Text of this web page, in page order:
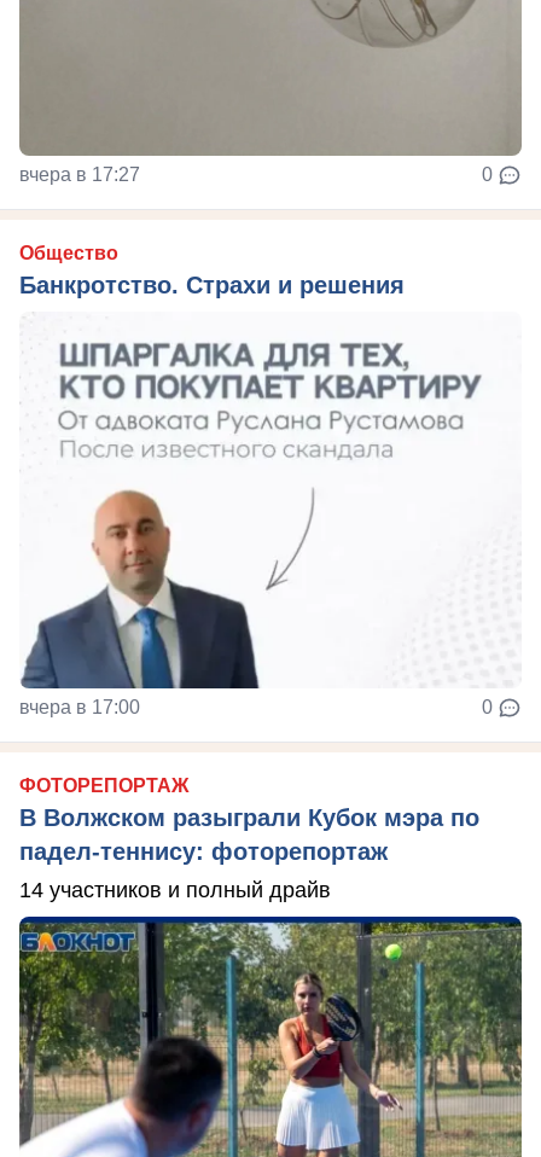
вчера в 17:27 0
Общество
Банкротство. Страхи и решения
вчера в 17:00 0
ФОТОРЕПОРТАЖ
В Волжском разыграли Кубок мэра по
падел-теннису: фоторепортаж
14 участников и полный драйв